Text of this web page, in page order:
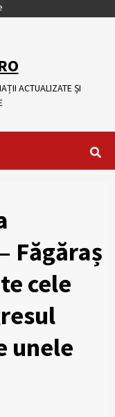
ACTUALIZATE ȘI
Făgăraș
cele
unele